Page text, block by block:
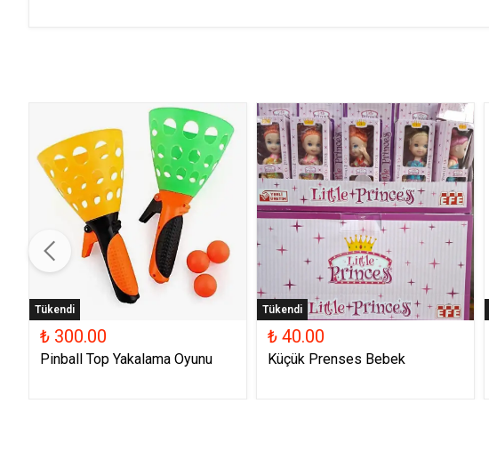
Tükendi
₺ 300.00
Pinball Top Yakalama Oyunu
Tükendi
₺ 40.00
Küçük Prenses Bebek